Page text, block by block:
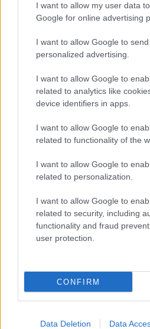
I want to allow my user data
Google for online advertising
I want to allow Google to
personalized advertising.
I want to allow Google to
related to analytics like
device identifiers in apps.
I want to allow Google to
related to functionality of the
I want to allow Google to
related to personalization.
I want to allow Google to
related to security, including
functionality and fraud
user protection.
CONFIRM
Data Deletion Data
"Csak engedjenek
jövünk!"
mtothorsi 2020. július 13.
Augusztus 21. és 29. között, a
meghirdetett